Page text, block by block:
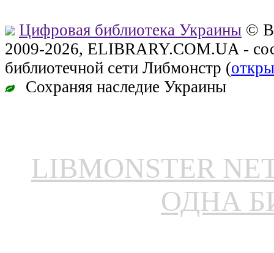
Цифровая библиотека Украины ©
2009-2026, ELIBRARY.COM.UA -
библиотечной сети Либмонстр (
Сохраняя наследие Украины
LIBMONSTER
ОДНА